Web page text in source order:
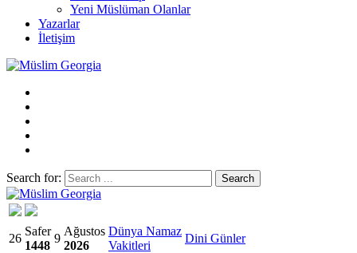
Yeni Müslüman Olanlar
Yazarlar
İletişim
Search for:
Müslim Georgia
26
Safer
1448
9
Ağustos
2026
Dünya Namaz
Vakitleri
Dini Günler